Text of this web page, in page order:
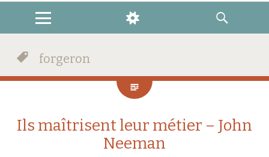
MENU
WIDGETS
RECHERCHE
forgeron
Ils maîtrisent leur métier – John
Neeman